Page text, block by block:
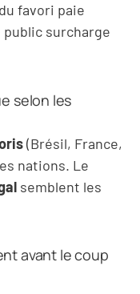
favori paie
surcharge
selon les
(Brésil, France,
nations. Le
semblent les
avant le coup